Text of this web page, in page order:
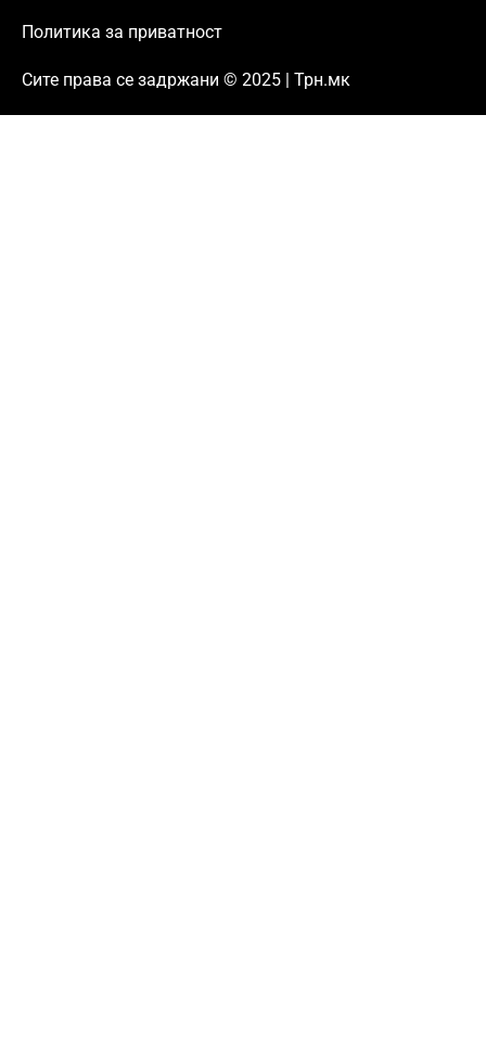
Политика за приватност
Сите права се задржани © 2025 | Трн.мк